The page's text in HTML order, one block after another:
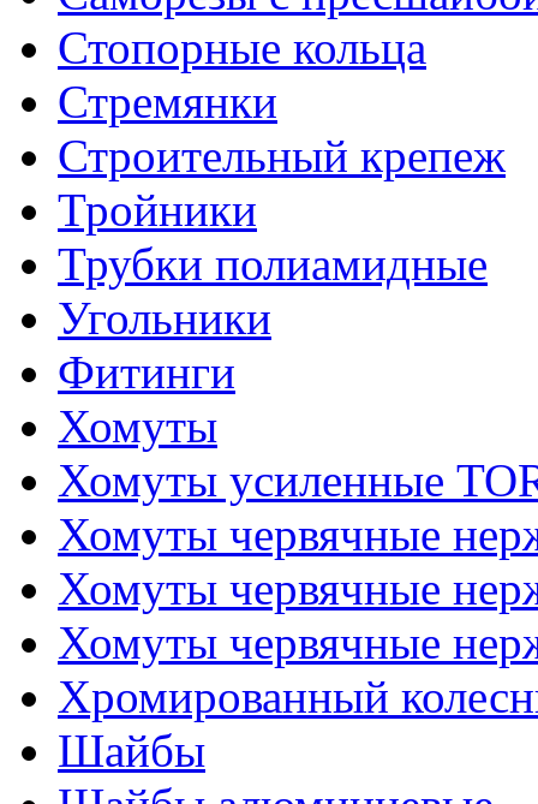
Стопорные кольца
Стремянки
Строительный крепеж
Тройники
Трубки полиамидные
Угольники
Фитинги
Хомуты
Хомуты усиленные
Хомуты червячные
Хомуты червячные
Хомуты червячные
Хромированный
Шайбы